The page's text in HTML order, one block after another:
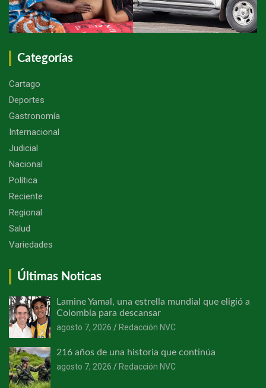
Categorías
Cartago
Deportes
Gastronomía
Internacional
Judicial
Nacional
Política
Reciente
Regional
Salud
Variedades
Últimas Noticas
Lamine Yamal, una estrella mundial que eligió a
Colombia para descansar
agosto 7, 2026
Redacción NVC
216 años de una historia que continúa
agosto 7, 2026
Redacción NVC